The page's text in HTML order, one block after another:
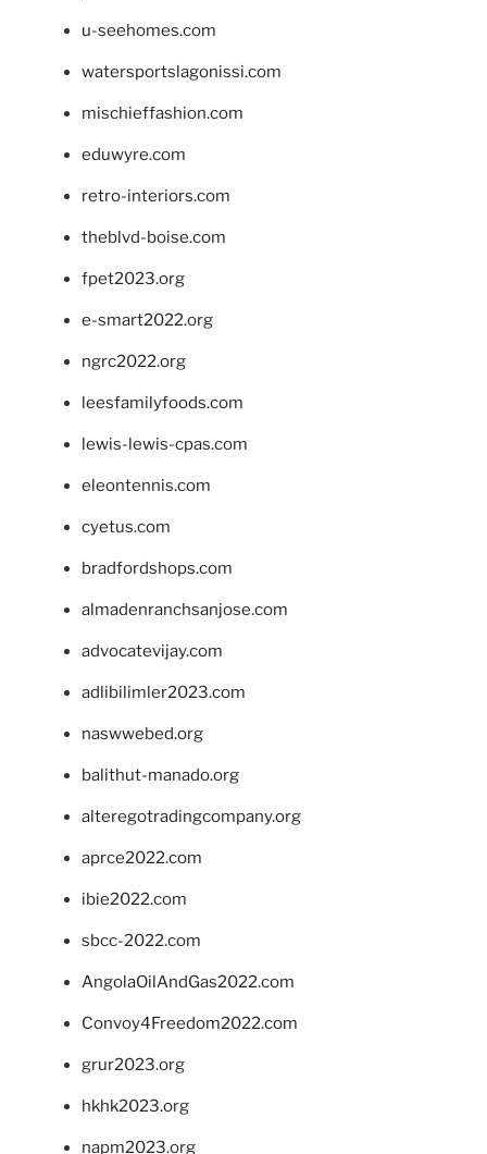
u-seehomes.com
watersportslagonissi.com
mischieffashion.com
eduwyre.com
retro-interiors.com
theblvd-boise.com
fpet2023.org
e-smart2022.org
ngrc2022.org
leesfamilyfoods.com
lewis-lewis-cpas.com
eleontennis.com
cyetus.com
bradfordshops.com
almadenranchsanjose.com
advocatevijay.com
adlibilimler2023.com
naswwebed.org
balithut-manado.org
alteregotradingcompany.org
aprce2022.com
ibie2022.com
sbcc-2022.com
AngolaOilAndGas2022.com
Convoy4Freedom2022.com
grur2023.org
hkhk2023.org
napm2023.org